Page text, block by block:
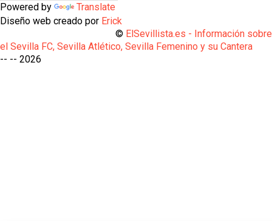
Powered by
Translate
Diseño web creado por Erick
© ElSevillista.es - Información sobre
el Sevilla FC, Sevilla Atlético, Sevilla Femenino y su Cantera
-- -- 2026